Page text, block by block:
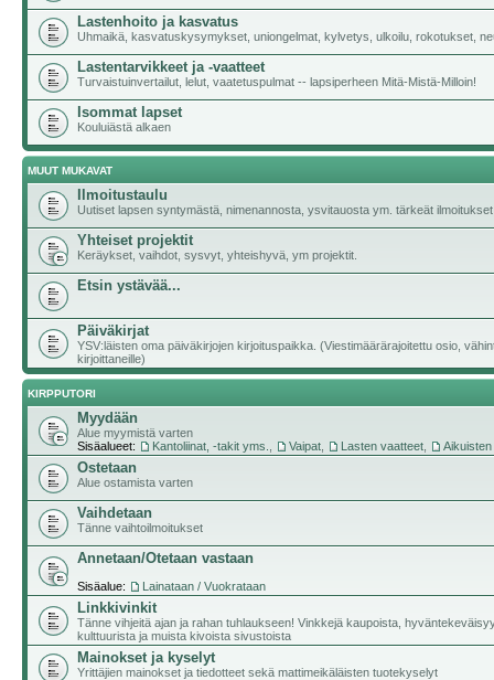
Lastenhoito ja kasvatus
Uhmaikä, kasvatuskysymykset, uniongelmat, kylvetys, ulkoilu, rokotukset,
Lastentarvikkeet ja -vaatteet
Turvaistuinvertailut, lelut, vaatetuspulmat -- lapsiperheen Mitä-Mistä-Milloin!
Isommat lapset
Kouluiästä alkaen
MUUT MUKAVAT
Ilmoitustaulu
Uutiset lapsen syntymästä, nimenannosta, ysvitauosta ym. tärkeät ilmoitukset
Yhteiset projektit
Keräykset, vaihdot, sysvyt, yhteishyvä, ym projektit.
Etsin ystävää...
Päiväkirjat
YSV:läisten oma päiväkirjojen kirjoituspaikka. (Viestimäärärajoitettu osio,
kirjoittaneille)
KIRPPUTORI
Myydään
Alue myymistä varten
Sisäalueet:
Kantoliinat, -takit yms. Vaipat Lasten vaatteet
Ostetaan
Alue ostamista varten
Vaihdetaan
Tänne vaihtoilmoitukset
Annetaan/Otetaan vastaan
Sisäalue: Lainataan / Vuokrataan
Linkkivinkit
Tänne vihjeitä ajan ja rahan tuhlaukseen! Vinkkejä kaupoista,
kulttuurista ja muista kivoista sivustoista
Mainokset ja kyselyt
Yrittäjien mainokset ja tiedotteet sekä mattimeikäläisten tuotekyselyt